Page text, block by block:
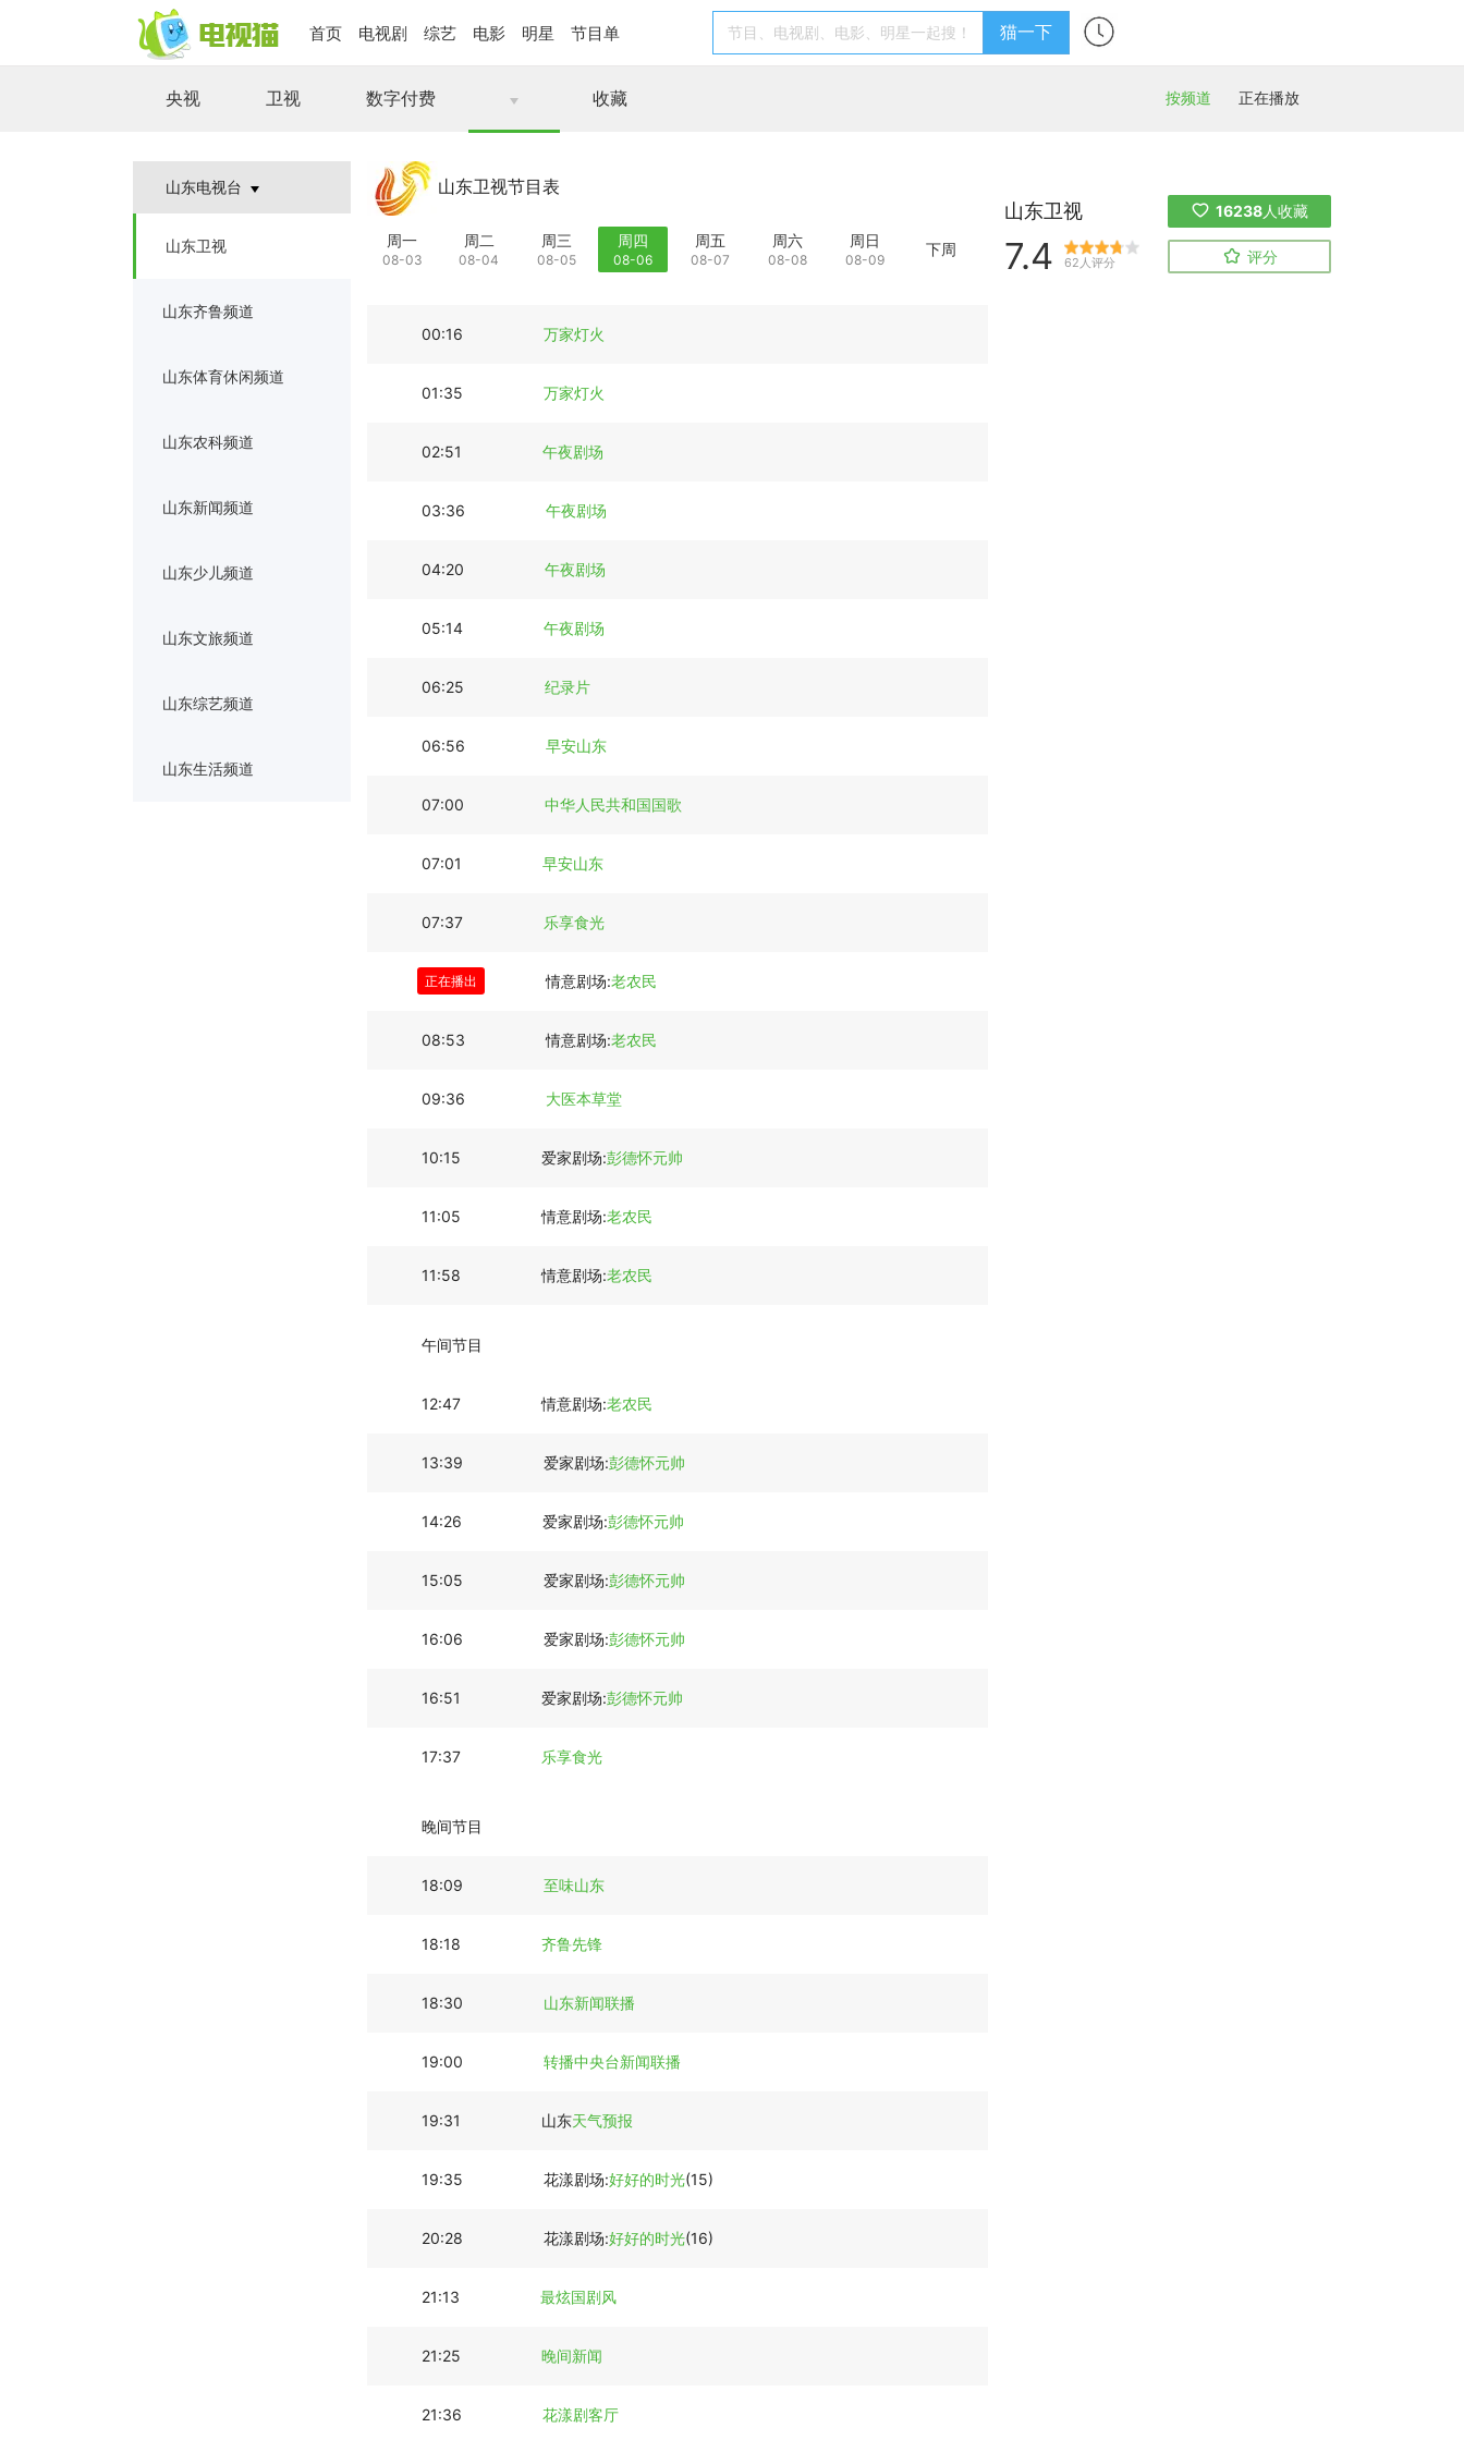
首页 电视剧 综艺 电影 明星 节目单 猫一下
央视 卫视 数字付费 收藏 按频道 正在播放
山东电视台
山东卫视
山东齐鲁频道
山东体育休闲频道
山东农科频道
山东新闻频道
山东少儿频道
山东文旅频道
山东综艺频道
山东生活频道
山东卫视节目表
周一
08-03
周二
08-04
周三
08-05
周四
08-06
周五
08-07
周六
08-08
周日
08-09
下周
00:16 万家灯火
01:35 万家灯火
02:51 午夜剧场
03:36 午夜剧场
04:20 午夜剧场
05:14 午夜剧场
06:25 纪录片
06:56 早安山东
07:00 中华人民共和国国歌
07:01 早安山东
07:37 乐享食光
08:09
正在播出 情意剧场:老农民
08:53 情意剧场:老农民
09:36 大医本草堂
10:15 爱家剧场:彭德怀元帅
11:05 情意剧场:老农民
11:58 情意剧场:老农民
午间节目
12:47 情意剧场:老农民
13:39 爱家剧场:彭德怀元帅
14:26 爱家剧场:彭德怀元帅
15:05 爱家剧场:彭德怀元帅
16:06 爱家剧场:彭德怀元帅
16:51 爱家剧场:彭德怀元帅
17:37 乐享食光
晚间节目
18:09 至味山东
18:18 齐鲁先锋
18:30 山东新闻联播
19:00 转播中央台新闻联播
19:31 山东天气预报
19:35 花漾剧场:好好的时光(15)
20:28 花漾剧场:好好的时光(16)
21:13 最炫国剧风
21:25 晚间新闻
21:36 花漾剧客厅
山东卫视 16238人收藏
7.4 62人评分 评分